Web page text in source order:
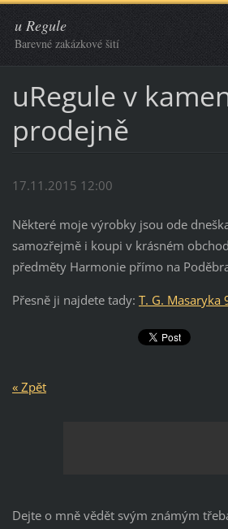
u Regule
Barevné zakázkové šití
uRegule v
prodejně
17.11.2015 12:00
Některé moje výrobky jsou ode
samozřejmě i koupi v krásném
předměty Harmonie přímo na
Přesně ji najdete tady: T. G. Masaryka
« Zpět
Dejte o mně vědět svým známým